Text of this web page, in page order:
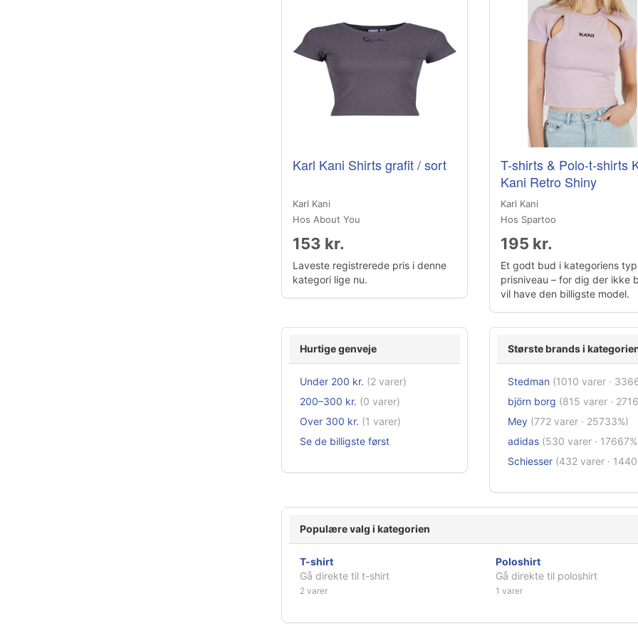
Karl Kani Shirts grafit / sort
Karl Kani
Hos About You
153 kr.
Laveste registrerede pris i denne
kategori lige nu.
T-shirts & Polo-t-shirts
Kani Retro Shiny
Karl Kani
Hos Spartoo
195 kr.
Et godt bud i kategoriens
prisniveau – for dig der ikke
vil have den billigste model.
Hurtige genveje
Under 200 kr. (2 varer)
200–300 kr. (0 varer)
Over 300 kr. (1 varer)
Se de billigste først
Største brands i
Stedman (1010 varer ·
björn borg (815 varer ·
Mey (772 varer · 25733%)
adidas (530 varer ·
Schiesser (432 varer ·
Populære valg i kategorien
T-shirt
Gå direkte til t-shirt
2 varer
Poloshirt
Gå direkte til poloshirt
1 varer